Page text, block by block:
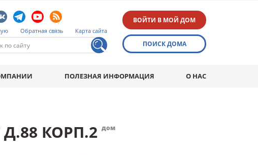
Обратная связь Карта сайта
ВОЙТИ В МОЙ ДОМ
ПОИСК ДОМА
ПОЛЕЗНАЯ ИНФОРМАЦИЯ О НАС
КОРП.2 дом